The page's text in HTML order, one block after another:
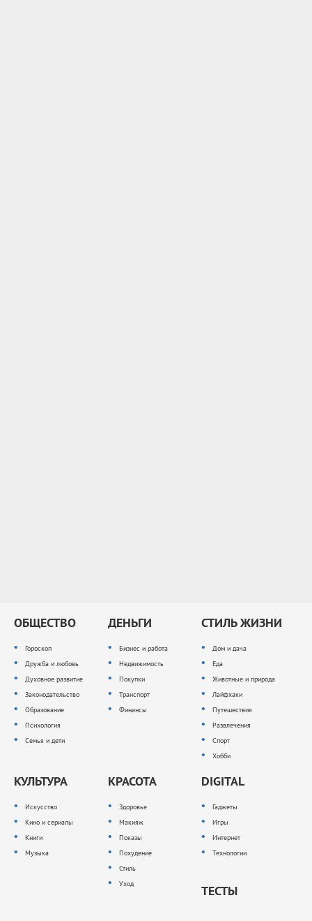
ОБЩЕСТВО
Гороскоп
Дружба и любовь
Духовное развитие
Законодательство
Образование
Психология
Семья и дети
ДЕНЬГИ
Бизнес и работа
Недвижимость
Покупки
Транспорт
Финансы
СТИЛЬ ЖИЗНИ
Дом и дача
Еда
Животные и природа
Лайфхаки
Путешествия
Развлечения
Спорт
Хобби
КУЛЬТУРА
Искусство
Кино и сериалы
Книги
Музыка
КРАСОТА
Здоровье
Макияж
Показы
Похудение
Стиль
Уход
DIGITAL
Гаджеты
Игры
Интернет
Технологии
ТЕСТЫ